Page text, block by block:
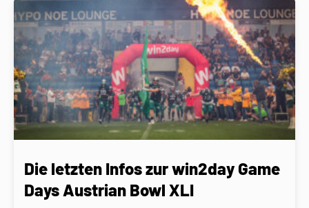
Die letzten Infos zur win2day Game
Days Austrian Bowl XLI